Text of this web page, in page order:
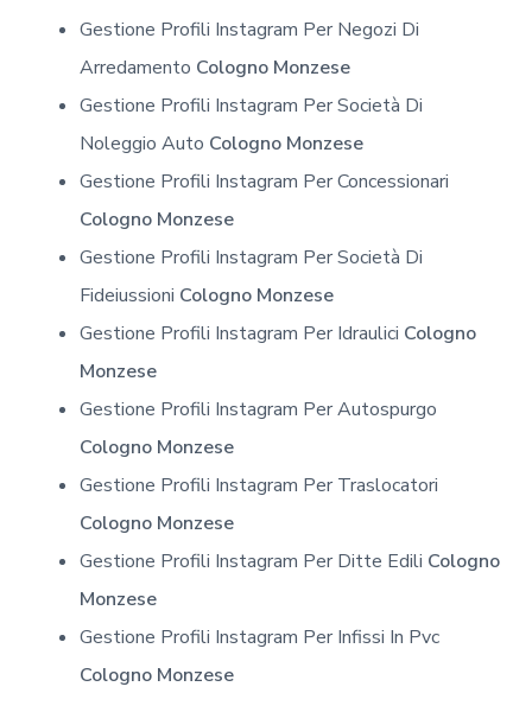
Gestione Profili Instagram Per Negozi Di
Arredamento Cologno Monzese
Gestione Profili Instagram Per Società Di
Noleggio Auto Cologno Monzese
Gestione Profili Instagram Per Concessionari
Cologno Monzese
Gestione Profili Instagram Per Società Di
Fideiussioni Cologno Monzese
Gestione Profili Instagram Per Idraulici Cologno
Monzese
Gestione Profili Instagram Per Autospurgo
Cologno Monzese
Gestione Profili Instagram Per Traslocatori
Cologno Monzese
Gestione Profili Instagram Per Ditte Edili Cologno
Monzese
Gestione Profili Instagram Per Infissi In Pvc
Cologno Monzese